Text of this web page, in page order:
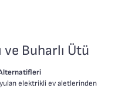
ve Buharlı Ütü
Alternatifleri
elektrikli ev aletlerinden